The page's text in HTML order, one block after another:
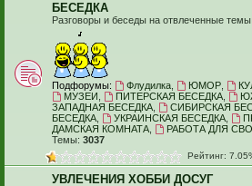
БЕСЕДКА
Разговоры и беседы на отвлеченные темы
Подфорумы: Флудилка, ЮМОР,
МУЗЕИ
ПИТЕРСКАЯ БЕСЕДКА,
ЗАПАДНАЯ БЕСЕДКА
СИБИРСКАЯ
БЕСЕДКА
УКРАИНСКАЯ БЕСЕДКА,
ДАМСКАЯ КОМНАТА
РАБОТА ДЛЯ
Темы: 3037
Рейтинг:
УВЛЕЧЕНИЯ ХОББИ ДОСУГ